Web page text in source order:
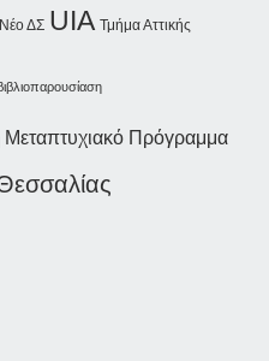
Νέο ΔΣ UIA Τμήμα Αττικής
Μεταπτυχιακό Πρόγραμμα